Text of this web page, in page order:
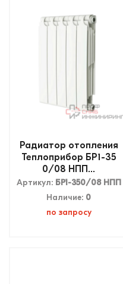
Радиатор отопления
Теплоприбор БР1-35
0/08 НПП...
Артикул: БР1-350/08 НПП
Наличие: 0
по запросу